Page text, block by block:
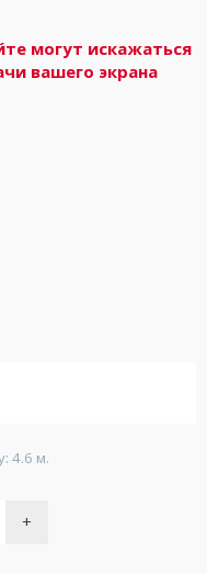
могут искажаться
вашего экрана
4.6 м.
+